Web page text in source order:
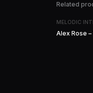
Related
MELODIC
Alex Rose